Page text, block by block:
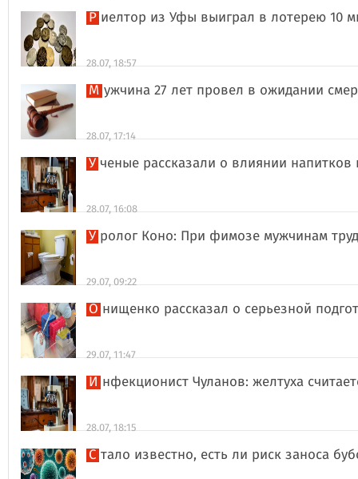
Риелтор из Уфы выиграл в лотерею 10
28.07, 18:57
Мужчина 27 лет провел в ожидании
28.07, 17:14
Ученые рассказали о влиянии
28.07, 16:08
Уролог Коно: При фимозе мужчинам
29.07, 09:22
Онищенко рассказал о серьезной
29.07, 11:47
Инфекционист Чуланов: желтуха
28.07, 18:15
Стало известно, есть ли риск заноса